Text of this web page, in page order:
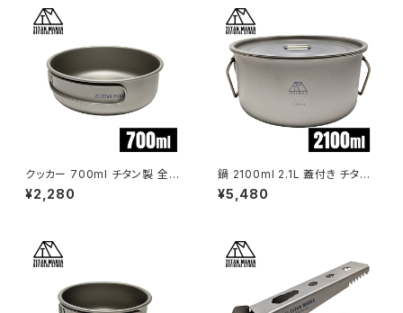
小さめ キャンプ ソロキャンプ ア
ウトドア用品 キャンプ用品 収納
袋付き
ャンプ用品 収納袋付き
クッカー 700ml チタン製 全て
のサイズが綺麗にスタッキング
出来る 軽量 頑丈 直火 コンパク
ンプ ソロキャンプ アウトドア用
品 キャンプ用品 収納袋付き
¥2,280
鍋 2100ml 2.1L 蓋付き チタン
製 超軽量 頑丈 直火 深型 両手
折りたたみハンドル付き キャン
¥5,480